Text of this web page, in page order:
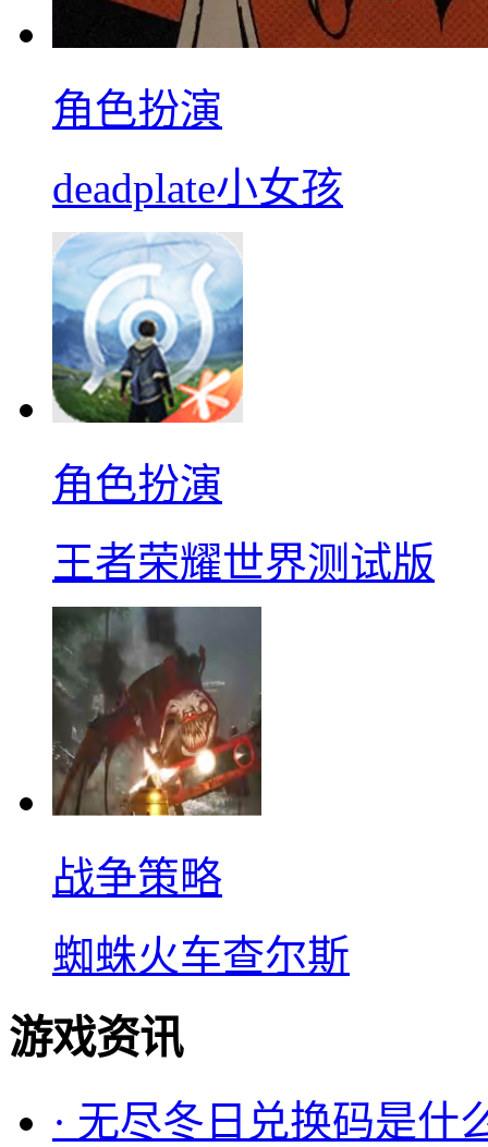
角色扮演
deadplate小女孩
角色扮演
王者荣耀世界测试版
战争策略
蜘蛛火车查尔斯
游戏资讯
· 无尽冬日兑换码是什